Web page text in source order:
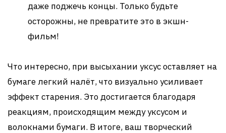
даже поджечь концы. Только будьте
осторожны, не превратите это в экшн-
фильм!
Что интересно, при высыхании уксус оставляет на
бумаге легкий налёт, что визуально усиливает
эффект старения. Это достигается благодаря
реакциям, происходящим между уксусом и
волокнами бумаги. В итоге, ваш творческий